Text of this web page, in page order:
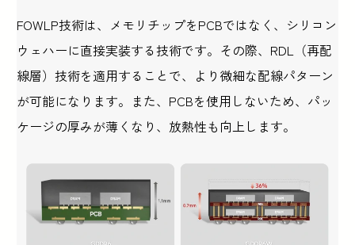
FOWLP技術は、メモリチップをPCBではなく、シリコン
ウェハーに直接実装する技術です。その際、RDL（再配
線層）技術を適用することで、より微細な配線パターン
が可能になります。また、PCBを使用しないため、パッ
ケージの厚みが薄くなり、放熱性も向上します。